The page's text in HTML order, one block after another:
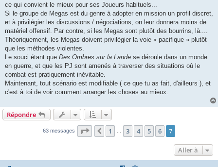
ce qui convient le mieux pour ses Joueurs habituels...
Si le groupe de Megas est du genre à adopter en mission un profil discret,
et à privilégier les discussions / négociations, on leur donnera moins de
matériel offensif. Par contre, si les Megas sont plutôt des bourrins, là....
Théoriquement, les Megas doivent privilégier la voie « pacifique » plutôt
que les méthodes violentes.
Le souci étant que Des Ombres sur la Lande se déroule dans un monde
en guerre, et que les PJ sont amenés à traverser des situations où le
combat est pratiquement inévitable.
Maintenant, tout scénario est modifiable ( ce que tu as fait, d'ailleurs ), et
c'est à toi de voir comment arranger les choses au mieux.
Répondre
63 messages Page sur
Précédente
1 3 4 5 6 7
Aller à